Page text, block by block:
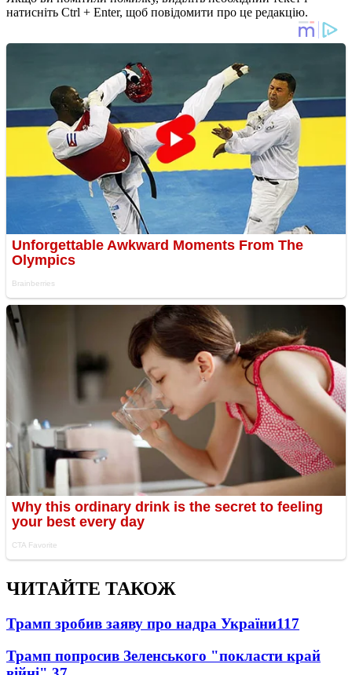
натисніть Ctrl + Enter, щоб повідомити про це редакцію.
ЧИТАЙТЕ ТАКОЖ
Трамп зробив заяву про надра України117
Трамп попросив Зеленського "покласти край